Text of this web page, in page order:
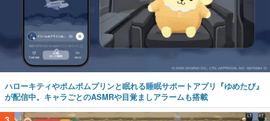
ハローキティやポムポムプリンと眠れる睡眠サポートアプリ『ゆめたび』
が配信中。キャラごとのASMRや目覚ましアラームも搭載